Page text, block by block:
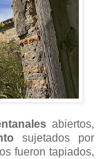
abiertos,
sujetados por
fueron tapiados,